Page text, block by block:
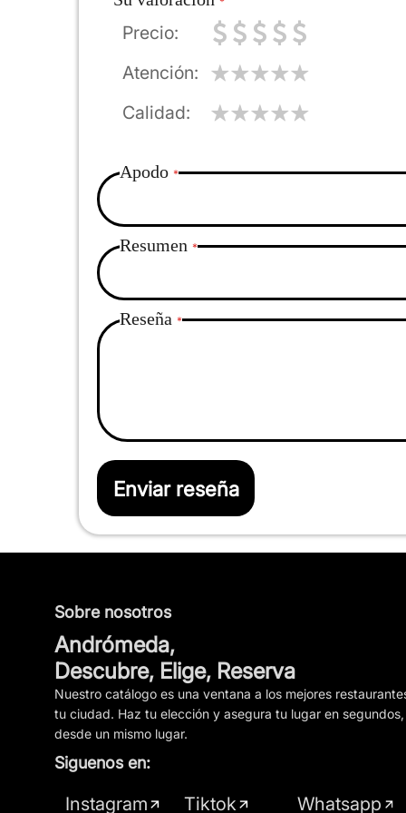
Precio
Atención
Calidad
Apodo
Resumen
Reseña
Enviar reseña
Sobre nosotros
Andrómeda,
Descubre, Elige, Reserva
Nuestro catálogo es una ventana a los mejores
tu ciudad. Haz tu elección y asegura tu lugar en
desde un mismo lugar.
Siguenos en:
Instagram Tiktok Whatsapp